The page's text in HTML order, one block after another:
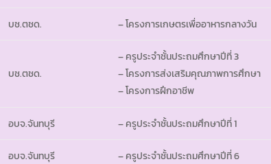
บช.ตชด. – โครงการเกษตรเพื่ออาหารกลางวัน
บช.ตชด.
– ครูประจำชั้นประถมศึกษาปีที่ 3
– โครงการส่งเสริมคุณภาพการศึกษา
– โครงการฝึกอาชีพ
อบจ.จันทบุรี – ครูประจำชั้นประถมศึกษาปีที่ 1
อบจ.จันทบุรี – ครูประจำชั้นประถมศึกษาปีที่ 6